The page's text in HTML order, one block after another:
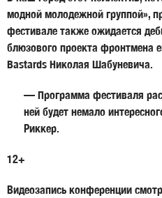
модной молодежной группой»,
фестивале также ожидается
блюзового проекта фронтмена
Bastards Николая Шабуневича.
— Программа фестиваля
ней будет немало
Риккер.
12+
Видеозапись конференции